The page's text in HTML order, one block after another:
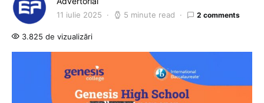
11 iulie 2025 5 minute read 2 comments
3.825 de vizualizări